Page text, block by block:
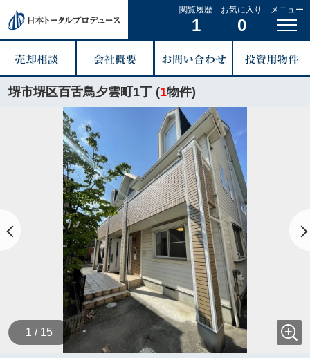
閲覧履歴
1
お気に入り
0
メニュー
堺市堺区百舌鳥夕雲町1丁 (1物件)
1 / 15